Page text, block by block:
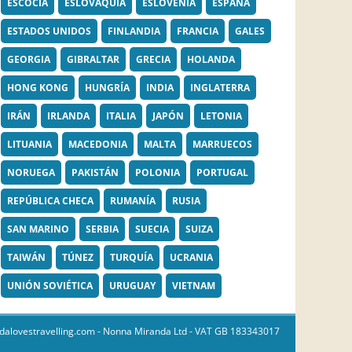
ESCOCIA ESLOVAQUIA ESLOVENIA ESPAÑA
ESTADOS UNIDOS FINLANDIA FRANCIA GALES
GEORGIA GIBRALTAR GRECIA HOLANDA
HONG KONG HUNGRÍA INDIA INGLATERRA
IRÁN IRLANDA ITALIA JAPÓN LETONIA
LITUANIA MACEDONIA MALTA MARRUECOS
NORUEGA PAKISTÁN POLONIA PORTUGAL
REPÚBLICA CHECA RUMANÍA RUSIA
SAN MARINO SERBIA SUECIA SUIZA
TAIWÁN TÚNEZ TURQUÍA UCRANIA
UNIÓN SOVIÉTICA URUGUAY VIETNAM
- Nonna Miranda Ltd - VAT GB 183343017